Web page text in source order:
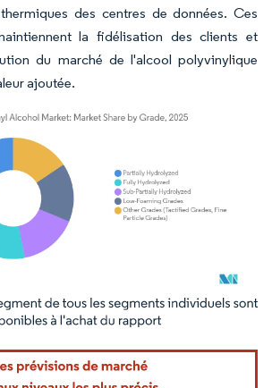
des centres de données. Ces
la fidélisation des clients et
du marché de l'alcool polyvinylique
ajoutée.
La réutilisation nécessite une attribution sous CC BY